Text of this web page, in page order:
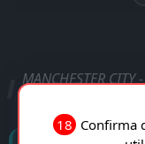
MANCHESTER CITY
18 Confirma